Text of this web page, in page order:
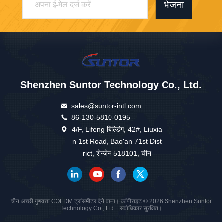
भेजना
Shenzhen Suntor Technology Co., Ltd.
sales@suntor-intl.com
86-130-5810-0195
4/F, Lifeng बिल्डिंग, 42#, Liuxia
n 1st Road, Bao'an 71st Dist
rict, शेन्ज़ेन 518101, चीन
चीन अच्छी गुणवत्ता COFDM ट्रांसमीटर देने वाला। कॉपीराइट © 2026 Shenzhen Suntor
Technology Co., Ltd. . सर्वाधिकार सुरक्षित।